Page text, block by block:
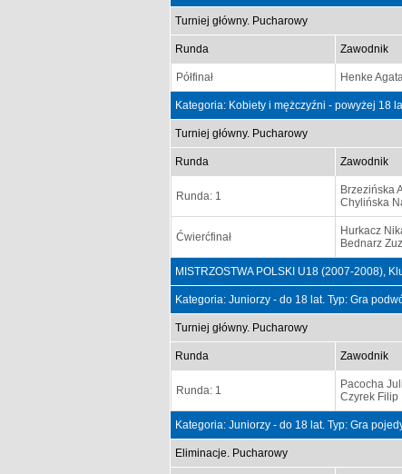
Turniej główny. Pucharowy
Runda Zawodnik
Półfinał Henke
Kategoria: Kobiety i mężczyźni - powyżej 18
Turniej główny. Pucharowy
Runda Zawodnik
Runda: 1
Brzezińska
Chylińska
Ćwierćfinał
Hurkacz
Bednarz
MISTRZOSTWA POLSKI U18 (2007-2008),
Kategoria: Juniorzy - do 18 lat. Typ: Gra
Turniej główny. Pucharowy
Runda Zawodnik
Runda: 1
Pacocha
Czyrek Filip
Kategoria: Juniorzy - do 18 lat. Typ: Gra
Eliminacje. Pucharowy